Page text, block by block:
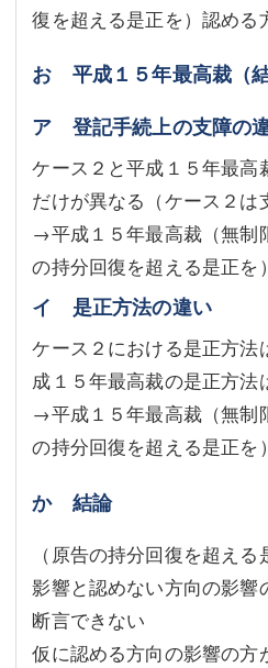
復を超える是正を）認める
お 平成１５年最高裁（
ア 登記手続上の支障の
ケース２と平成１５年最高
だけが異なる（ケース２は
→平成１５年最高裁（無制
の持分回復を超える是正を
イ 是正方法の違い
ケース２における是正方法
成１５年最高裁の是正方法
→平成１５年最高裁（無制
の持分回復を超える是正を
か 結論
（原告の持分回復を超え
影響と認めない方向の影響
断言できない
仮に認める方向の影響の方